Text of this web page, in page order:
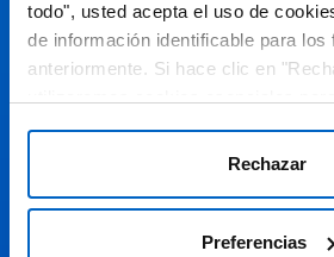
todo", usted acepta el uso de
de información identificable para los
anteriormente. Si hace clic en
del sitio web y no para optimizarlo
cualquier momento, puede ver,
Cookies" en el pie de página de
Preferencias
Rechazar
POLÍTICA DE PRIVACIDAD
SC-ES-CP-00099, SC-ES-CP-00101, SC-
ES-CP-00064, SC-ES-CP-00007, SC-ES-
AMG145-00544
Fecha de actualización AGOSTO 2026